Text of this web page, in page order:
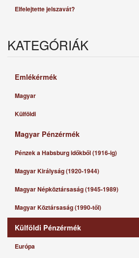
Elfelejtette jelszavát?
KATEGÓRIÁK
Emlékérmék
Magyar
Külföldi
Magyar Pénzérmék
Pénzek a Habsburg időkből (1916-ig)
Magyar Királyság (1920-1944)
Magyar Népköztársaság (1945-1989)
Magyar Köztársaság (1990-től)
Külföldi Pénzérmék
Európa